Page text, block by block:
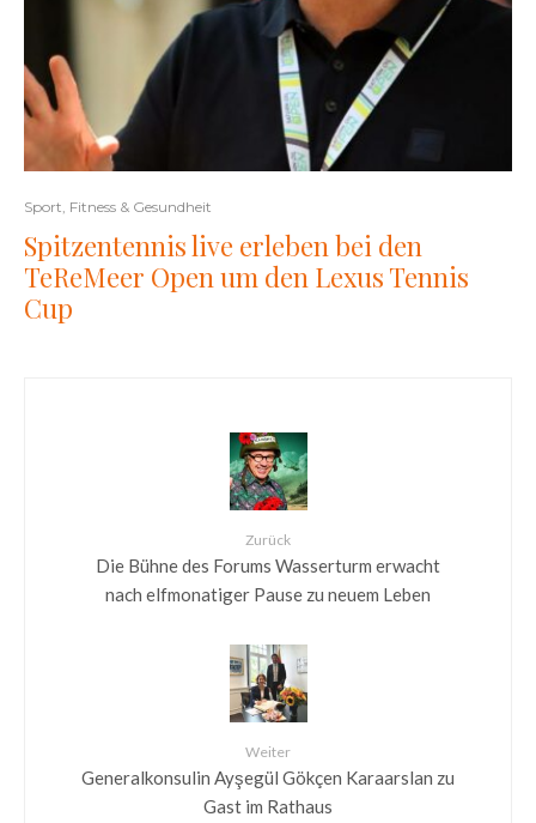
Sport, Fitness & Gesundheit
Spitzentennis live erleben bei den
TeReMeer Open um den Lexus Tennis
Cup
Zurück
Die Bühne des Forums Wasserturm erwacht
nach elfmonatiger Pause zu neuem Leben
Weiter
Generalkonsulin Ayşegül Gökçen Karaarslan zu
Gast im Rathaus